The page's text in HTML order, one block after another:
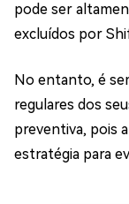
pode ser
excluídos por
No entanto, é
regulares dos
preventiva, pois
estratégia para